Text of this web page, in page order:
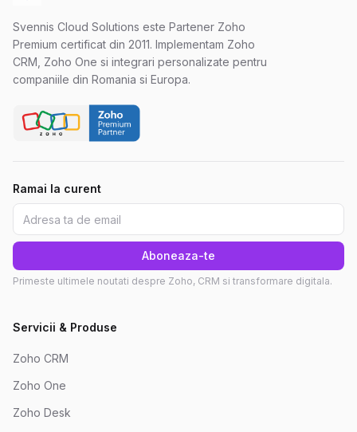
Svennis Cloud Solutions este Partener Zoho
Premium certificat din 2011. Implementam Zoho
CRM, Zoho One si integrari personalizate pentru
companiile din Romania si Europa.
Ramai la curent
Aboneaza-te
Primeste ultimele noutati despre Zoho, CRM si transformare digitala.
Servicii & Produse
Zoho CRM
Zoho One
Zoho Desk